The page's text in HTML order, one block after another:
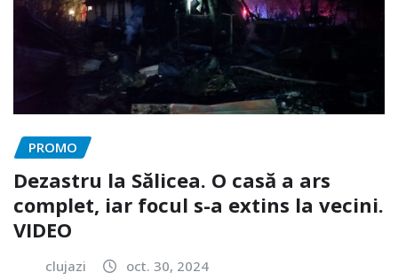
PROMO
Dezastru la Sălicea. O casă a ars
complet, iar focul s-a extins la vecini.
VIDEO
clujazi oct. 30, 2024